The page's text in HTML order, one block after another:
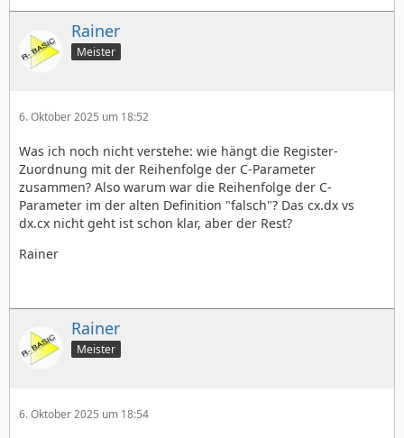
Rainer
Meister
6. Oktober 2025 um 18:52
Was ich noch nicht verstehe: wie hängt die Register-
Zuordnung mit der Reihenfolge der C-Parameter
zusammen? Also warum war die Reihenfolge der C-
Parameter im der alten Definition "falsch"? Das cx.dx vs
dx.cx nicht geht ist schon klar, aber der Rest?
Rainer
Rainer
Meister
6. Oktober 2025 um 18:54